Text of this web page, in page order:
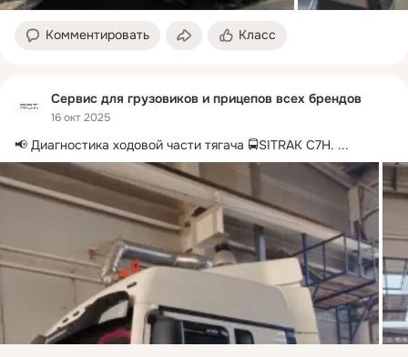
Комментировать Класс
Сервис для грузовиков и прицепов всех брендов
16 окт 2025
📢 Диагностика ходовой части тягача 🚍SITRAK C7H. ...